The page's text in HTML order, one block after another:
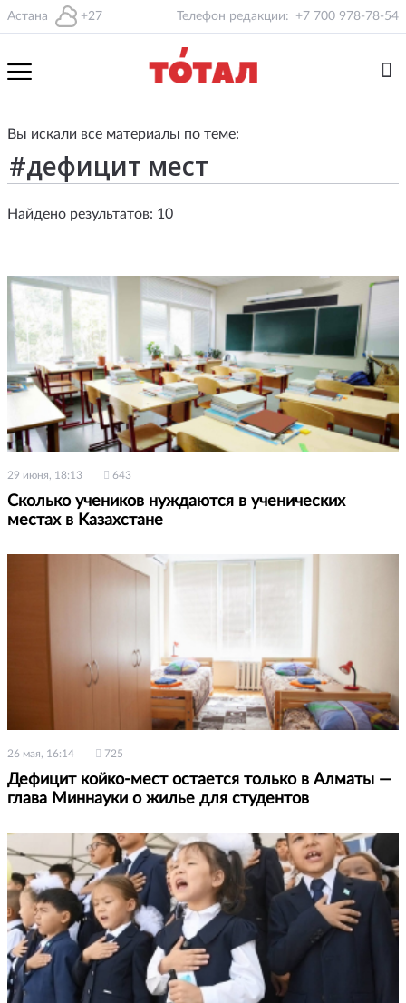
Астана +27 Телефон редакции: +7 700 978-78-54
Вы искали все материалы по теме:
Найдено результатов: 10
29 июня, 18:13 643
Сколько учеников нуждаются в ученических
местах в Казахстане
26 мая, 16:14 725
Дефицит койко-мест остается только в Алматы —
глава Миннауки о жилье для студентов